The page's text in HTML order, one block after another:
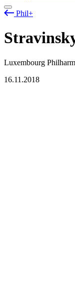
Phil+
Luxembourg
16.11.2018